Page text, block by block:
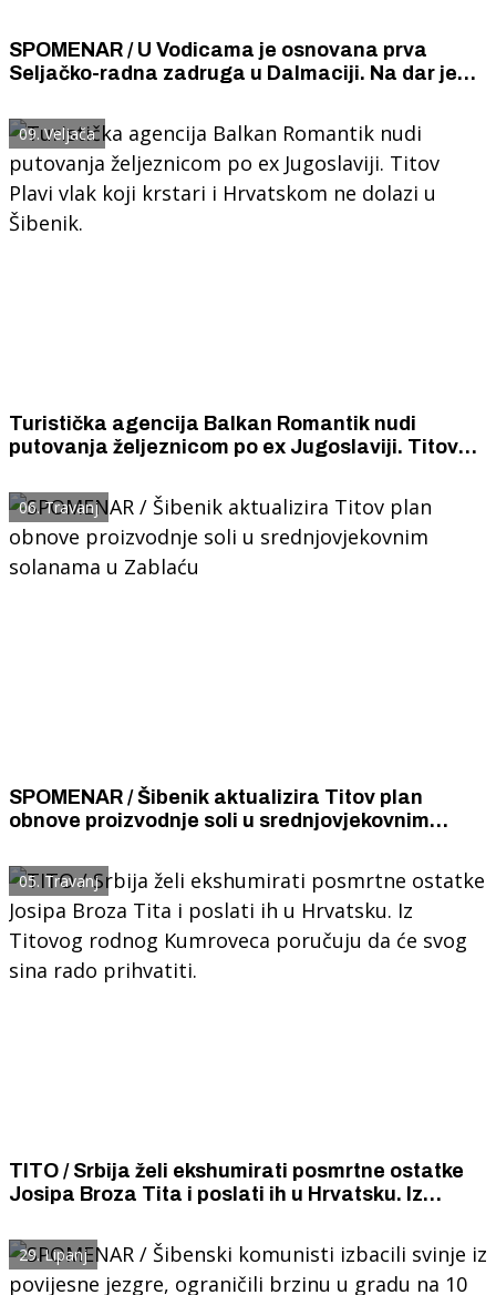
SPOMENAR / U Vodicama je osnovana prva
Seljačko-radna zadruga u Dalmaciji. Na dar je
kukuruz.
09. Veljača
Turistička agencija Balkan Romantik nudi
putovanja željeznicom po ex Jugoslaviji. Titov
Šibenik.
06. Travanj
SPOMENAR / Šibenik aktualizira Titov plan
obnove proizvodnje soli u srednjovjekovnim
05. Travanj
TITO / Srbija želi ekshumirati posmrtne ostatke
Josipa Broza Tita i poslati ih u Hrvatsku. Iz
sina rado prihvatiti.
29. Lipanj